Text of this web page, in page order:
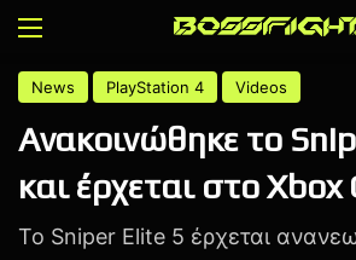
Menu
News PlayStation 4 Videos
Ανακοινώθηκε τo
και έρχεται στο Xbox
To Sniper Elite 5 έρχεται